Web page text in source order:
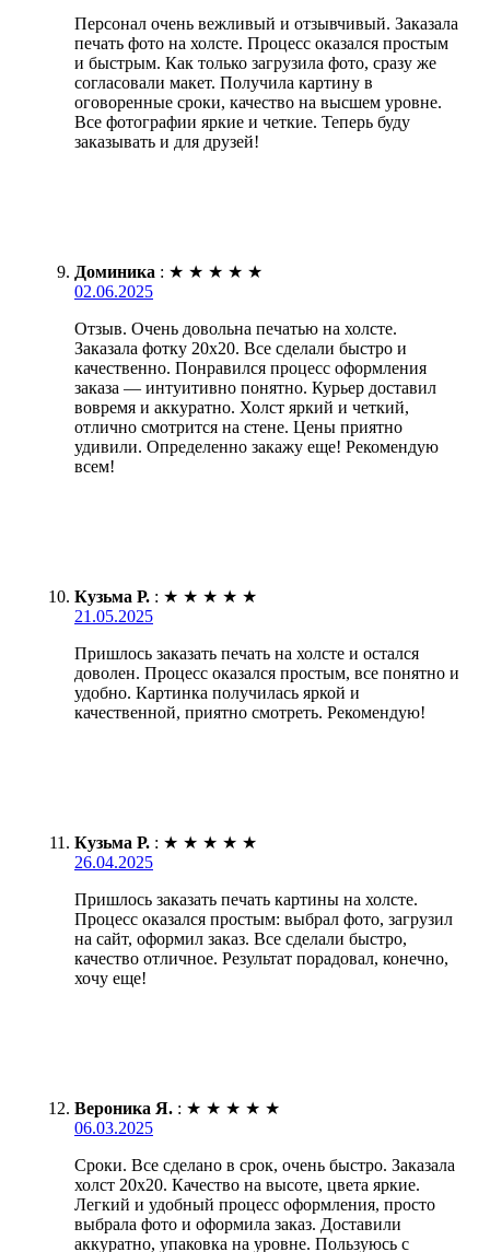
Персонал очень вежливый и отзывчивый. Заказала
печать фото на холсте. Процесс оказался простым
и быстрым. Как только загрузила фото, сразу же
согласовали макет. Получила картину в
оговоренные сроки, качество на высшем уровне.
Все фотографии яркие и четкие. Теперь буду
заказывать и для друзей!
Доминика : ★ ★ ★ ★ ★
02.06.2025
Отзыв. Очень довольна печатью на холсте.
Заказала фотку 20х20. Все сделали быстро и
качественно. Понравился процесс оформления
заказа — интуитивно понятно. Курьер доставил
вовремя и аккуратно. Холст яркий и четкий,
отлично смотрится на стене. Цены приятно
удивили. Определенно закажу еще! Рекомендую
всем!
Кузьма Р. : ★ ★ ★ ★ ★
21.05.2025
Пришлось заказать печать на холсте и остался
доволен. Процесс оказался простым, все понятно и
удобно. Картинка получилась яркой и
качественной, приятно смотреть. Рекомендую!
Кузьма Р. : ★ ★ ★ ★ ★
26.04.2025
Пришлось заказать печать картины на холсте.
Процесс оказался простым: выбрал фото, загрузил
на сайт, оформил заказ. Все сделали быстро,
качество отличное. Результат порадовал, конечно,
хочу еще!
Вероника Я. : ★ ★ ★ ★ ★
06.03.2025
Сроки. Все сделано в срок, очень быстро. Заказала
холст 20х20. Качество на высоте, цвета яркие.
Легкий и удобный процесс оформления, просто
выбрала фото и оформила заказ. Доставили
аккуратно, упаковка на уровне. Пользуюсь с